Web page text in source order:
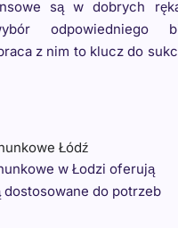
są w dobrych
odpowiedniego
z nim to klucz do
Łódź
w Łodzi oferują
dostosowane do potrzeb